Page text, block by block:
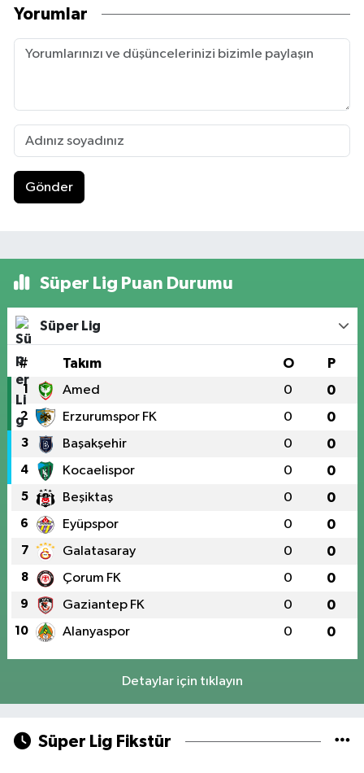
Yorumlar
Gönder
Süper Lig Puan Durumu
Süper Lig
# Takım O P
1 Amed 0 0
2 Erzurumspor FK 0 0
3 Başakşehir 0 0
4 Kocaelispor 0 0
5 Beşiktaş 0 0
6 Eyüpspor 0 0
7 Galatasaray 0 0
8 Çorum FK 0 0
9 Gaziantep FK 0 0
10 Alanyaspor 0 0
Detaylar için tıklayın
Süper Lig Fikstür